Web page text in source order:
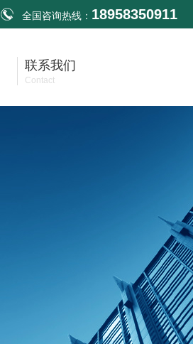
全国咨询热线： 18958350911
联系我们
Contact